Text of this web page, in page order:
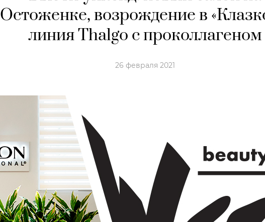
Остоженке, возрождение в
линия Thalgo с проколлагеном
26 февраля 2021